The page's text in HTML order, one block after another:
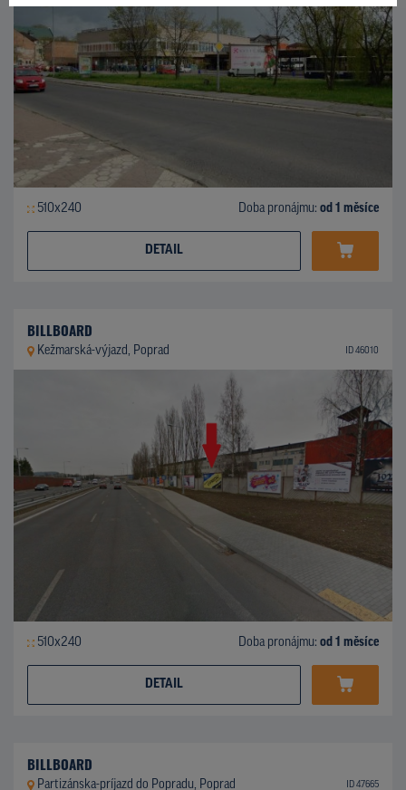
510x240 Doba pronájmu: od 1 měsíce
DETAIL
BILLBOARD
Kežmarská-výjazd, Poprad ID 46010
510x240 Doba pronájmu: od 1 měsíce
DETAIL
BILLBOARD
Partizánska-príjazd do Popradu, Poprad ID 47665